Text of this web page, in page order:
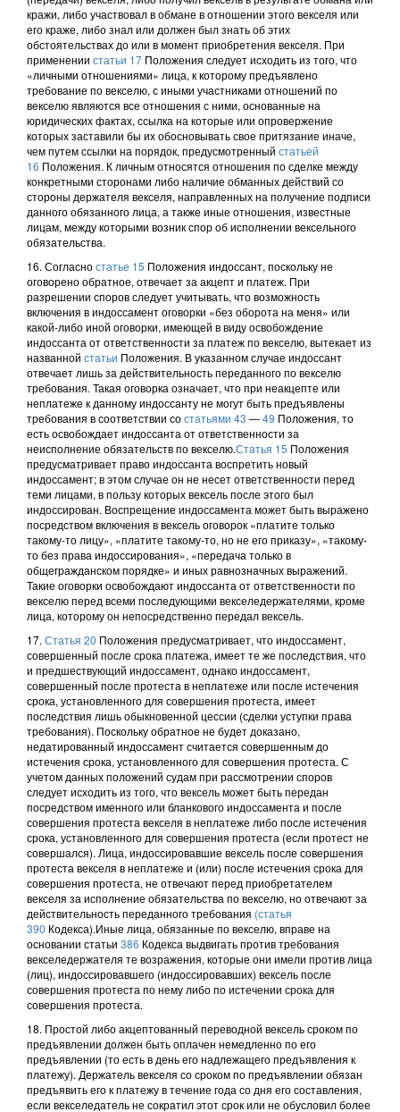
кражи, либо участвовал в обмане в отношении этого векселя или
его краже, либо знал или должен был знать об этих
обстоятельствах до или в момент приобретения векселя. При
применении статьи 17 Положения следует исходить из того, что
«личными отношениями» лица, к которому предъявлено
требование по векселю, с иными участниками отношений по
векселю являются все отношения с ними, основанные на
юридических фактах, ссылка на которые или опровержение
которых заставили бы их обосновывать свое притязание иначе,
чем путем ссылки на порядок, предусмотренный статьей
16 Положения. К личным относятся отношения по сделке между
конкретными сторонами либо наличие обманных действий со
стороны держателя векселя, направленных на получение подписи
данного обязанного лица, а также иные отношения, известные
лицам, между которыми возник спор об исполнении вексельного
обязательства.
16. Согласностатье 15 Положения индоссант, поскольку не
оговорено обратное, отвечает за акцепт и платеж. При
разрешении споров следует учитывать, что возможность
включения в индоссамент оговорки «без оборота на меня» или
какой-либо иной оговорки, имеющей в виду освобождение
индоссанта от ответственности за платеж по векселю, вытекает из
названной статьи Положения. В указанном случае индоссант
отвечает лишь за действительность переданного по векселю
требования. Такая оговорка означает, что при неакцепте или
неплатеже к данному индоссанту не могут быть предъявлены
требования в соответствии состатьями 43 —49 Положения, то
есть освобождает индоссанта от ответственности за
неисполнение обязательств по векселю.Статья 15 Положения
предусматривает право индоссанта воспретить новый
индоссамент; в этом случае он не несет ответственности перед
теми лицами, в пользу которых вексель после этого был
индоссирован. Воспрещение индоссамента может быть выражено
посредством включения в вексель оговорок «платите только
такому-то лицу», «платите такому-то, но не его приказу», «такому-
то без права индоссирования», «передача только в
общегражданском порядке» и иных равнозначных выражений.
Такие оговорки освобождают индоссанта от ответственности по
векселю перед всеми последующими векселедержателями, кроме
лица, которому он непосредственно передал вексель.
17. Статья 20 Положения предусматривает, что индоссамент,
совершенный после срока платежа, имеет те же последствия, что
и предшествующий индоссамент, однако индоссамент,
совершенный после протеста в неплатеже или после истечения
срока, установленного для совершения протеста, имеет
последствия лишь обыкновенной цессии (сделки уступки права
требования). Поскольку обратное не будет доказано,
недатированный индоссамент считается совершенным до
истечения срока, установленного для совершения протеста. С
учетом данных положений судам при рассмотрении споров
следует исходить из того, что вексель может быть передан
посредством именного или бланкового индоссамента и после
совершения протеста векселя в неплатеже либо после истечения
срока, установленного для совершения протеста (если протест не
совершался). Лица, индоссировавшие вексель после совершения
протеста векселя в неплатеже и (или) после истечения срока для
совершения протеста, не отвечают перед приобретателем
векселя за исполнение обязательства по векселю, но отвечают за
действительность переданного требования (статья
390 Кодекса).Иные лица, обязанные по векселю, вправе на
основании статьи 386 Кодекса выдвигать против требования
векселедержателя те возражения, которые они имели против лица
(лиц), индоссировавшего (индоссировавших) вексель после
совершения протеста по нему либо по истечении срока для
совершения протеста.
18. Простой либо акцептованный переводной вексель сроком по
предъявлении должен быть оплачен немедленно по его
предъявлении (то есть в день его надлежащего предъявления к
платежу). Держатель векселя со сроком по предъявлении обязан
предъявить его к платежу в течение года со дня его составления,
если векселедатель не сократил этот срок или не обусловил более